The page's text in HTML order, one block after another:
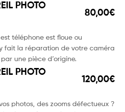
PHOTO
80,00€
téléphone est floue ou
fait la réparation de votre caméra
une pièce d’origine.
PHOTO
120,00€
photos, des zooms défectueux ?